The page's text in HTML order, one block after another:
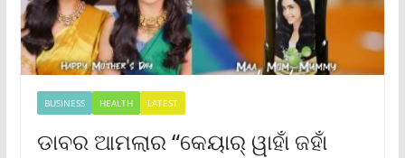
BUSINESS HEALTH LATEST
ଡାବର ଆମଲାର “କେୟାର୍ ୱାହାଁ ଜହାଁ